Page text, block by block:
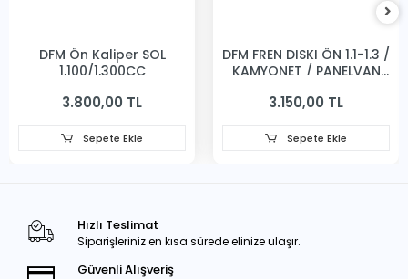
DFM Ön Kaliper SOL
1,100/1,300CC
3.800,00 TL
Sepete Ekle
DFM FREN DISKI ÖN 1.1-1.3 /
KAMYONET / PANELVAN
3.150,00 TL
Sepete Ekle
Hızlı Teslimat
Siparişleriniz en kısa sürede elinize ulaşır.
Güvenli Alışveriş